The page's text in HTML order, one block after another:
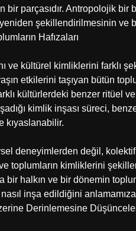
parçasıdır. Antropolojik bir
yeniden şekillendirilmesinin
Hafızaları
ve kültürel kimliklerini farklı
etkilerini taşıyan bütün
kültürlerdeki benzer ritüel
kimlik inşası süreci,
kıyaslanabilir.
deneyimlerden değil,
toplumların kimliklerini
bir halkın ve bir dönemin
inşa edildiğini
Derinlemesine